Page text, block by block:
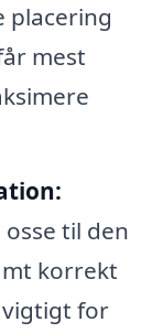
placering
mest
til den
korrekt
for